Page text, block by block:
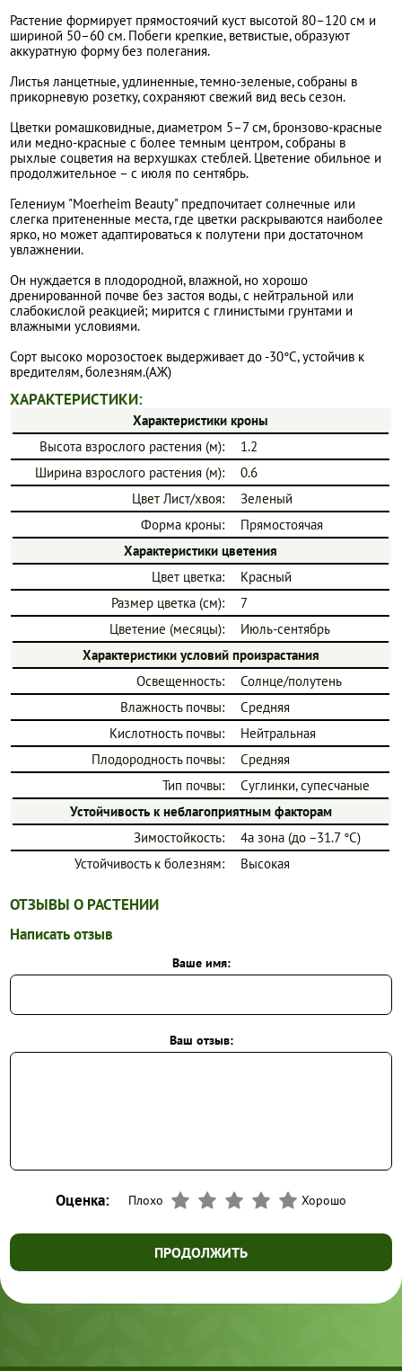
Растение формирует прямостоячий куст высотой 80–120 см и
шириной 50–60 см. Побеги крепкие, ветвистые, образуют
аккуратную форму без полегания.
Листья ланцетные, удлиненные, темно-зеленые, собраны в
прикорневую розетку, сохраняют свежий вид весь сезон.
Цветки ромашковидные, диаметром 5–7 см, бронзово-красные
или медно-красные с более темным центром, собраны в
рыхлые соцветия на верхушках стеблей. Цветение обильное и
продолжительное – с июля по сентябрь.
Гелениум "Moerheim Beauty" предпочитает солнечные или
слегка притененные места, где цветки раскрываются наиболее
ярко, но может адаптироваться к полутени при достаточном
увлажнении.
Он нуждается в плодородной, влажной, но хорошо
дренированной почве без застоя воды, с нейтральной или
слабокислой реакцией; мирится с глинистыми грунтами и
влажными условиями.
Сорт высоко морозостоек выдерживает до -30°C, устойчив к
вредителям, болезням.(АЖ)
ХАРАКТЕРИСТИКИ:
Характеристики кроны
Высота взрослого растения (м):
1.2
Ширина взрослого растения (м):
0.6
Цвет Лист/хвоя:
Зеленый
Форма кроны:
Прямостоячая
Характеристики цветения
Цвет цветка:
Красный
Размер цветка (см):
7
Цветение (месяцы):
Июль-сентябрь
Характеристики условий произрастания
Освещенность:
Солнце/полутень
Влажность почвы:
Средняя
Кислотность почвы:
Нейтральная
Плодородность почвы:
Средняя
Тип почвы:
Суглинки, супесчаные
Устойчивость к неблагоприятным факторам
Зимостойкость:
4a зона (до −31.7 °C)
Устойчивость к болезням:
Высокая
ОТЗЫВЫ О РАСТЕНИИ
Написать отзыв
Ваше имя:
Ваш отзыв:
Оценка: Плохо Хорошо
ПРОДОЛЖИТЬ